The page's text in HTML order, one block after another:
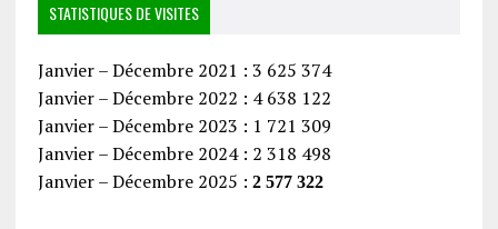
STATISTIQUES DE VISITES
Janvier – Décembre 2021 : 3 625 374
Janvier – Décembre 2022 : 4 638 122
Janvier – Décembre 2023 : 1 721 309
Janvier – Décembre 2024 : 2 318 498
Janvier – Décembre 2025 : 2 577 322